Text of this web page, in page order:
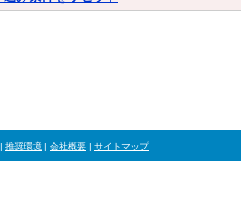
| 推奨環境 | 会社概要 | サイトマップ